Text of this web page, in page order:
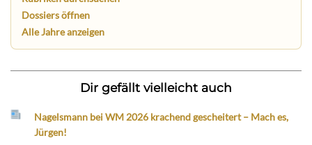
Dossiers öffnen
Alle Jahre anzeigen
Dir gefällt vielleicht auch
Nagelsmann bei WM 2026 krachend gescheitert – Mach es,
Jürgen!